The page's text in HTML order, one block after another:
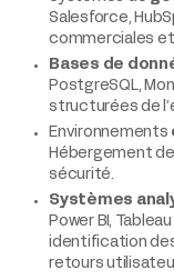
Salesforce,
commerciales
Bases de
PostgreSQL,
structurées de
Environnements
Hébergement de
sécurité.
Systèmes
Power BI,
identification
retours